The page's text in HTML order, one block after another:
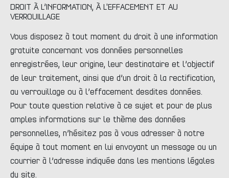
DROIT À L’INFORMATION, À L'EFFACEMENT ET AU
VERROUILLAGE
Vous disposez à tout moment du droit à une information
gratuite concernant vos données personnelles
enregistrées, leur origine, leur destinataire et l’objectif
de leur traitement, ainsi que d’un droit à la rectification,
au verrouillage ou à l’effacement desdites données.
Pour toute question relative à ce sujet et pour de plus
amples informations sur le thème des données
personnelles, n’hésitez pas à vous adresser à notre
équipe à tout moment en lui envoyant un message ou un
courrier à l’adresse indiquée dans les mentions légales
du site.